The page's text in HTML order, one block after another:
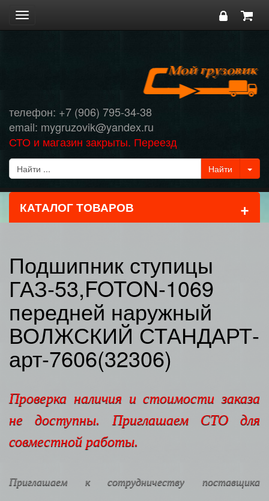
Toggle
navigation
телефон: +7 (906) 795-34-38
email: mygruzovik@yandex.ru
СТО и магазин закрыты. Переезд
КАТАЛОГ ТОВАРОВ +
Подшипник ступицы
ГАЗ-53,FOTON-1069
передней наружный
ВОЛЖСКИЙ СТАНДАРТ-
арт-7606(32306)
Проверка наличия и стоимости заказа
не доступны. Приглашаем СТО для
совместной работы.
Приглашаем к сотрудничеству поставщика